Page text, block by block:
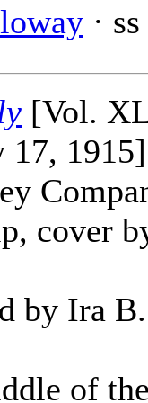
· ss
[Vol.
17,
cover
by Ira B.
of